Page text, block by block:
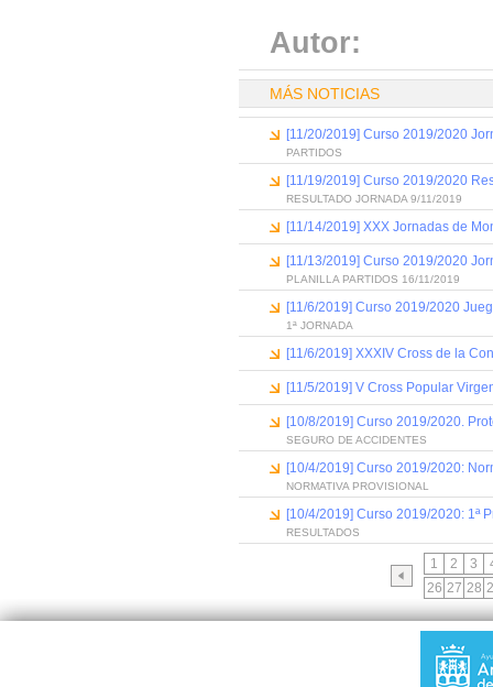
Autor:
MÁS NOTICIAS
[11/20/2019] Curso 2019/2020
PARTIDOS
[11/19/2019] Curso 2019/2020
RESULTADO JORNADA 9/11/2019
[11/14/2019] XXX Jornadas de
[11/13/2019] Curso 2019/2020
PLANILLA PARTIDOS 16/11/2019
[11/6/2019] Curso 2019/2020
1ª JORNADA
[11/6/2019] XXXIV Cross de la
[11/5/2019] V Cross Popular
[10/8/2019] Curso 2019/2020.
SEGURO DE ACCIDENTES
[10/4/2019] Curso 2019/2020:
NORMATIVA PROVISIONAL
[10/4/2019] Curso 2019/2020: 1ª
RESULTADOS
1 2 3
26 27 28